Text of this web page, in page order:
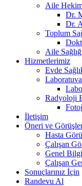
Aile
Dr.
Dr.
Toplum
Aile
Hizmetlerimiz
Evde
Radyoloji
İletişim
Öneri ve
Hasta
Çalışan
Genel
Çalışan
Sonuçlarınız İçin
Randevu Al